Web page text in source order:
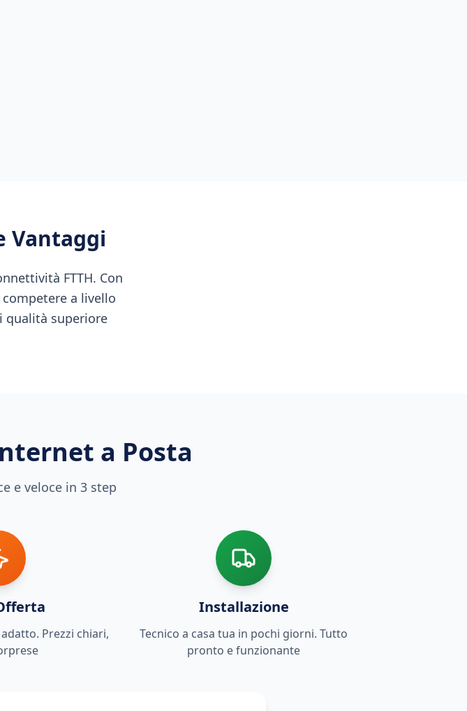
Vantaggi
FTTH. Con
a livello
qualità superiore
a Posta
e veloce in 3 step
Prezzi chiari,
Installazione
Tecnico a casa tua in pochi giorni. Tutto
pronto e funzionante